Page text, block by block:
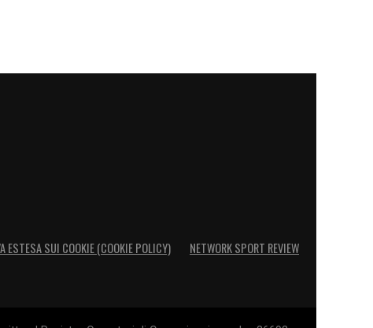
ESTESA SUI COOKIE (COOKIE POLICY) NETWORK SPORT REVIEW